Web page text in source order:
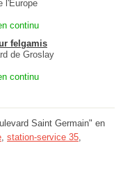
l'Europe
continu
felgamis
de Groslay
continu
Saint Germain" en
station-service 35